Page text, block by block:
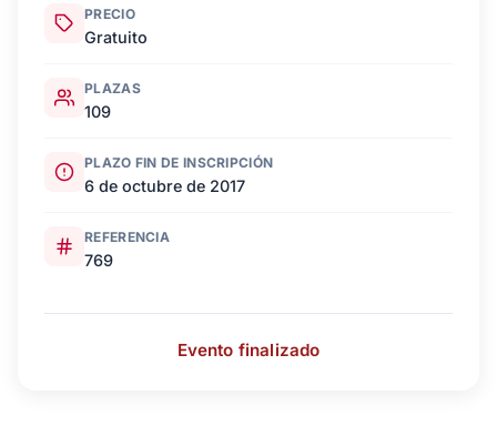
PRECIO
Gratuito
PLAZAS
109
PLAZO FIN DE INSCRIPCIÓN
6 de octubre de 2017
REFERENCIA
769
Evento finalizado